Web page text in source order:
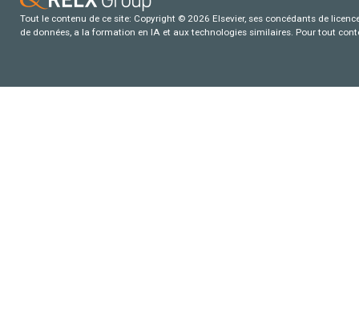
Tout le contenu de ce site: Copyright © 2026 Elsevier, ses concédants de
de données, a la formation en IA et aux technologies similaires. Pour tout